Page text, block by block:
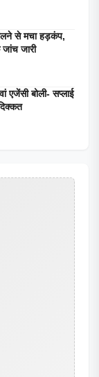
से मचा हड़कंप,
जांच जारी
एजेंसी बोली- सप्लाई